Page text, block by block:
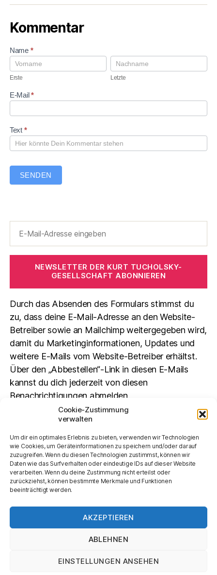
Cookie-Zustimmung
verwalten
Um dir ein optimales Erlebnis zu bieten, verwenden wir Technologien
wie Cookies, um Geräteinformationen zu speichern und/oder darauf
zuzugreifen. Wenn du diesen Technologien zustimmst, können wir
Daten wie das Surfverhalten oder eindeutige IDs auf dieser Website
verarbeiten. Wenn du deine Zustimmung nicht erteilst oder
zurückziehst, können bestimmte Merkmale und Funktionen
beeinträchtigt werden.
AKZEPTIEREN
ABLEHNEN
EINSTELLUNGEN ANSEHEN
Kommentar
K
o
m
n
t
Name *
E
r
s
e
Erste
L
e
t
e
Letzte
E-Mail*
Text *
SENDEN
NEWSLETTER DER KURT TUCHOLSKY-
GESELLSCHAFT ABONNIEREN
Durch das Absenden des Formulars stimmst du
zu, dass deine E-Mail-Adresse an den Website-
Betreiber sowie an Mailchimp weitergegeben wird,
damit du Marketinginformationen, Updates und
weitere E-Mails vom Website-Betreiber erhältst.
Über den „Abbestellen“-Link in diesen E-Mails
kannst du dich jederzeit von diesen
Benachrichtigungen abmelden.
SUCHEN
Impressum und Datenschutz